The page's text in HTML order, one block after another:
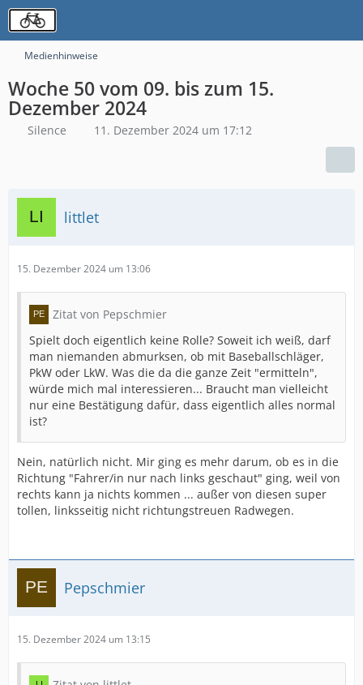
Medienhinweise
Woche 50 vom 09. bis zum 15.
Dezember 2024
Silence 11. Dezember 2024 um 17:12
littlet
15. Dezember 2024 um 13:06
Zitat von Pepschmier
Spielt doch eigentlich keine Rolle? Soweit ich weiß, darf
man niemanden abmurksen, ob mit Baseballschläger,
PkW oder LkW. Was die da die ganze Zeit "ermitteln",
würde mich mal interessieren... Braucht man vielleicht
nur eine Bestätigung dafür, dass eigentlich alles normal
ist?
Nein, natürlich nicht. Mir ging es mehr darum, ob es in die
Richtung "Fahrer/in nur nach links geschaut" ging, weil von
rechts kann ja nichts kommen ... außer von diesen super
tollen, linksseitig nicht richtungstreuen Radwegen.
Pepschmier
15. Dezember 2024 um 13:15